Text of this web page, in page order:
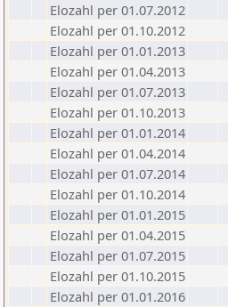
Elozahl per 01.07.2012
Elozahl per 01.10.2012
Elozahl per 01.01.2013
Elozahl per 01.04.2013
Elozahl per 01.07.2013
Elozahl per 01.10.2013
Elozahl per 01.01.2014
Elozahl per 01.04.2014
Elozahl per 01.07.2014
Elozahl per 01.10.2014
Elozahl per 01.01.2015
Elozahl per 01.04.2015
Elozahl per 01.07.2015
Elozahl per 01.10.2015
Elozahl per 01.01.2016